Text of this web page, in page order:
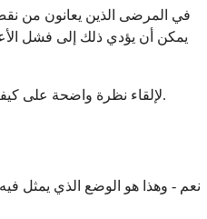
في المرضى الذين يعانون من
يمكن أن يؤدي ذلك إلى فشل
لإلقاء نظرة واضحة على.
نعم - وهذا هو الوضع الذي يمثل